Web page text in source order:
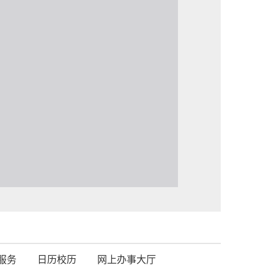
务 日历校历 网上办事大厅